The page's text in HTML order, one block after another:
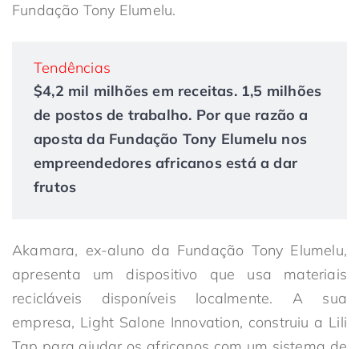
Fundação Tony Elumelu.
Tendências
$4,2 mil milhões em receitas. 1,5 milhões
de postos de trabalho. Por que razão a
aposta da Fundação Tony Elumelu nos
empreendedores africanos está a dar
frutos
Akamara, ex-aluno da Fundação Tony Elumelu,
apresenta um dispositivo que usa materiais
recicláveis disponíveis localmente. A sua
empresa, Light Salone Innovation, construiu a Lili